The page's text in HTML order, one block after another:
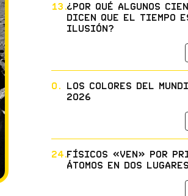
13.¿Por qué algunos
dicen que el tiempo
ilusión?
0.
Los Colores del
2026
24.Físicos «ven» por
átomos en dos